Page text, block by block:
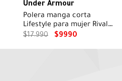
Under Armour
Polera manga corta
Lifestyle para mujer Rival
Logo blanco
$17.990 $9990